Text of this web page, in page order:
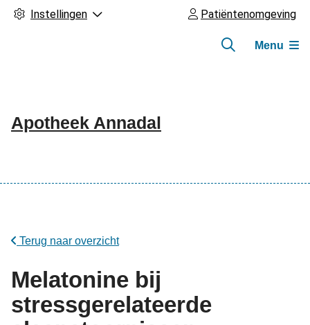
Instellingen Patiëntenomgeving
Apotheek Annadal
Menu
Terug naar overzicht
Melatonine bij
stressgerelateerde